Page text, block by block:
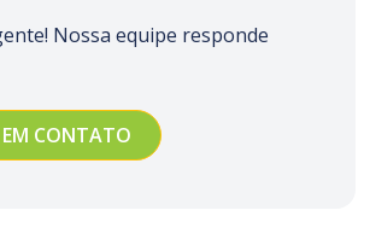
Nossa equipe responde
CONTATO